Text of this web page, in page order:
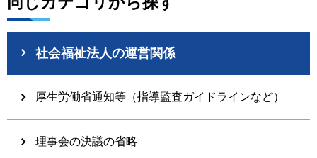
社会福祉法人の運営関係
厚生労働省通知等（指導監査ガイドラインなど）
理事会の決議の省略